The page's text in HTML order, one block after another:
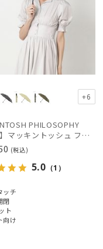
+6
PHILOSOPHY
【雨傘】マッキントッシュ フィロソフィー (MACKINTOSH PHILOSOPHY) Birbrella AUTO-JUMP バーブレラ 自動開閉 折りたたみ
(税込)
5.0 （1）
ッチ
閉
ト
向け